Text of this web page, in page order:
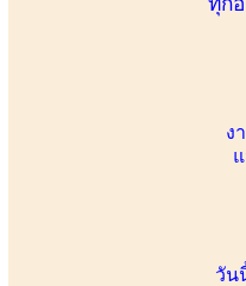
ง
วัน